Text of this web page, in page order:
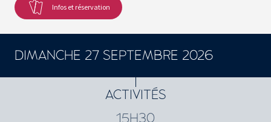
Infos et réservation
DIMANCHE 27 SEPTEMBRE 2026
ACTIVITÉS
15H30